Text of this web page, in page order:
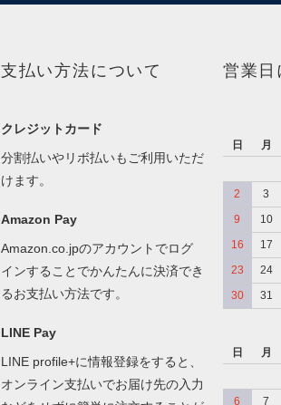
支払い方法について
クレジットカード
分割払いやリボ払いもご利用いただ
けます。
Amazon Pay
Amazon.co.jpのアカウントでログ
インすることでかんたんに決済でき
るお支払い方法です。
LINE Pay
LINE profile+に情報登録をすると、
オンライン支払いでお届け先の入力
営業日
日
月
2
3
9
10
16
17
23
24
30
31
日
月
6
7